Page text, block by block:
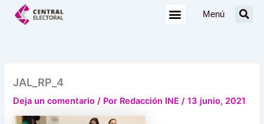
Menú
JAL_RP_4
Deja un comentario / Por Redacción INE/13 junio, 2021